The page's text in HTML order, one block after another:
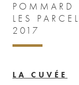
POMMARD
LES
2017
LA CUVÉE